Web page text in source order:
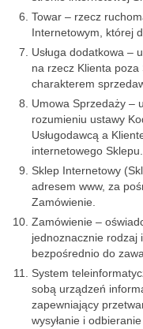
Towar – rzecz
Internetowym, której
Usługa dodatkowa –
na rzecz Klienta
charakterem
Umowa Sprzedaży –
rozumieniu ustawy
Usługodawcą a
internetowego Sklepu.
Sklep Internetowy
adresem www, za
Zamówienie.
Zamówienie –
jednoznacznie rodzaj
bezpośrednio do
System
sobą urządzeń
zapewniający
wysyłanie i